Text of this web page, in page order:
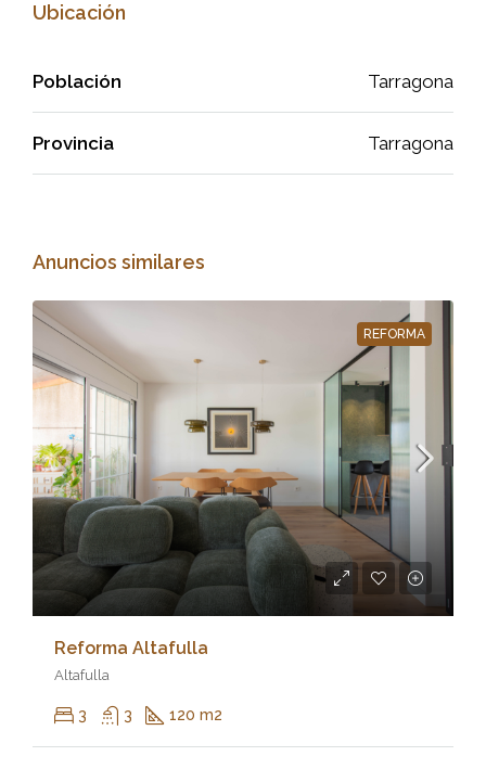
Ubicación
Población Tarragona
Provincia Tarragona
Anuncios similares
REFORMA
Reforma Altafulla
Altafulla
3 3 120 m2